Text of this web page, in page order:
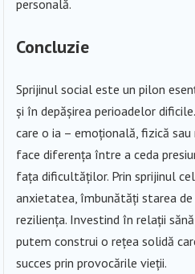
personală.
Concluzie
Sprijinul social este un pilon
și în depășirea perioadelor
care o ia – emoțională, fizică
face diferența între a ceda
fața dificultăților. Prin sprijinul
anxietatea, îmbunătăți starea de
reziliența. Investind în relații
putem construi o rețea solidă
succes prin provocările vieții.